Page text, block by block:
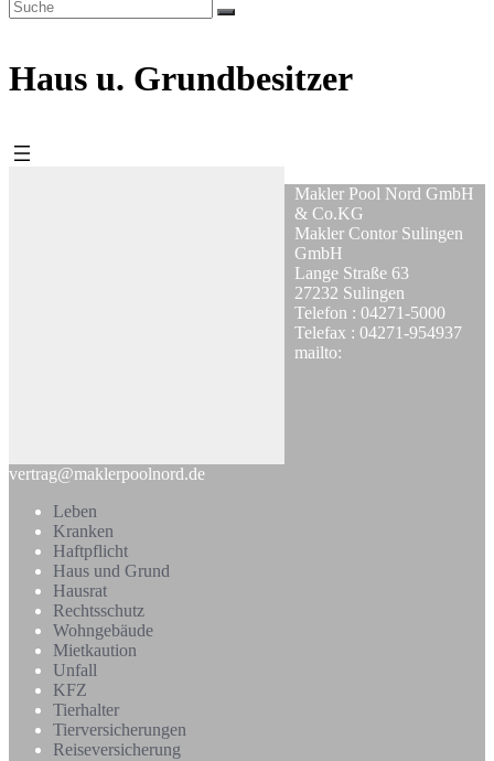
Haus u. Grundbesitzer
Makler Pool Nord GmbH
& Co.KG
Makler Contor Sulingen
GmbH
Lange Straße 63
27232 Sulingen
Telefon : 04271-5000
Telefax : 04271-954937
mailto:
vertrag@maklerpoolnord.de
Leben
Kranken
Haftpflicht
Haus und Grund
Hausrat
Rechtsschutz
Wohngebäude
Mietkaution
Unfall
KFZ
Tierhalter
Tierversicherungen
Reiseversicherung